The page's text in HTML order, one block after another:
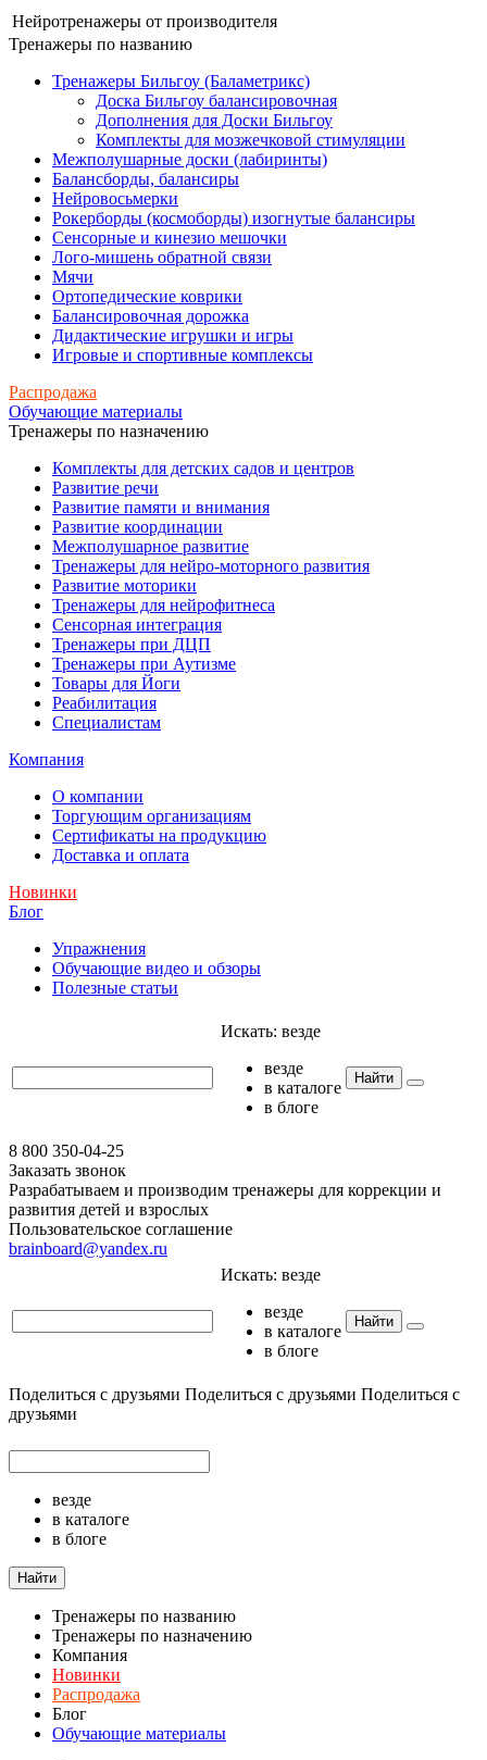
Нейротренажеры от производителя
Тренажеры по названию
Тренажеры Бильгоу (Баламетрикс)
Доска Бильгоу балансировочная
Дополнения для Доски Бильгоу
Комплекты для мозжечковой стимуляции
Межполушарные доски (лабиринты)
Балансборды, балансиры
Нейровосьмерки
Рокерборды (космоборды) изогнутые балансиры
Сенсорные и кинезио мешочки
Лого-мишень обратной связи
Мячи
Ортопедические коврики
Балансировочная дорожка
Дидактические игрушки и игры
Игровые и спортивные комплексы
Распродажа
Обучающие материалы
Тренажеры по назначению
Комплекты для детских садов и центров
Развитие речи
Развитие памяти и внимания
Развитие координации
Межполушарное развитие
Тренажеры для нейро-моторного развития
Развитие моторики
Тренажеры для нейрофитнеса
Сенсорная интеграция
Тренажеры при ДЦП
Тренажеры при Аутизме
Товары для Йоги
Реабилитация
Специалистам
Компания
О компании
Торгующим организациям
Сертификаты на продукцию
Доставка и оплата
Новинки
Блог
Упражнения
Обучающие видео и обзоры
Полезные статьи
Искать: везде
везде
в каталоге
в блоге
Найти
8 800 350-04-25
Заказать звонок
Разрабатываем и производим тренажеры для коррекции и
развития детей и взрослых
Пользовательское соглашение
brainboard@yandex.ru
Искать: везде
везде
в каталоге
в блоге
Найти
Поделиться с друзьями Поделиться с друзьями Поделиться с
друзьями
везде
в каталоге
в блоге
Найти
Тренажеры по названию
Тренажеры по назначению
Компания
Новинки
Распродажа
Блог
Обучающие материалы